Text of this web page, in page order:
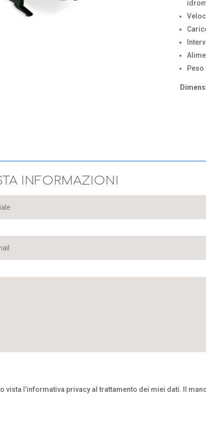
INFORMAZIONI
vista l’informativa privacy al trattamento dei miei dati. Il